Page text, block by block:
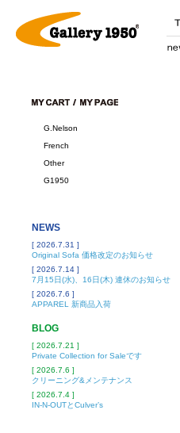
G.Nelson
French
Other
G1950
NEWS
[ 2026.7.31 ]
Original Sofa 価格改定のお知らせ
[ 2026.7.14 ]
7月15日(水)、16日(木) 連休のお知らせ
[ 2026.7.6 ]
APPAREL 新商品入荷
BLOG
[ 2026.7.21 ]
Private Collection for Saleです
[ 2026.7.6 ]
クリーニング&メンテナンス
[ 2026.7.4 ]
IN-N-OUTとCulver’s